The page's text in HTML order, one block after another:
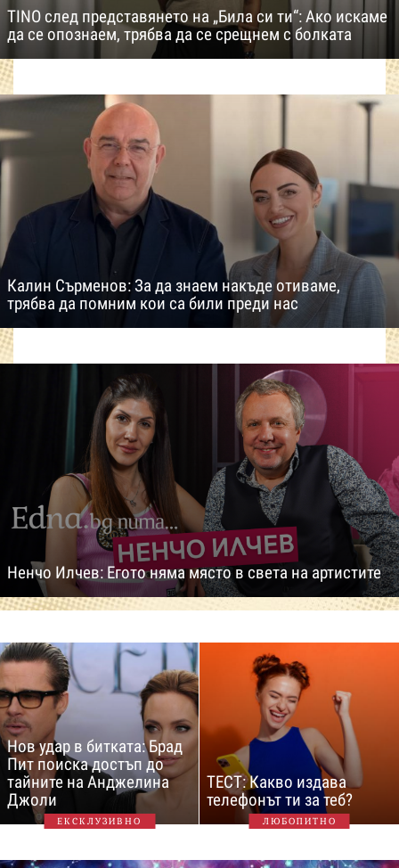
TINO след представянето на „Била си ти“: Ако искаме
да се опознаем, трябва да се срещнем с болката
Калин Сърменов: За да знаем накъде отиваме,
трябва да помним кои са били преди нас
Ненчо Илчев: Егото няма място в света на артистите
Нов удар в битката: Брад
Пит поиска достъп до
тайните на Анджелина
Джоли
ЕКСКЛУЗИВНО
ТЕСТ: Какво издава
телефонът ти за теб?
ЛЮБОПИТНО